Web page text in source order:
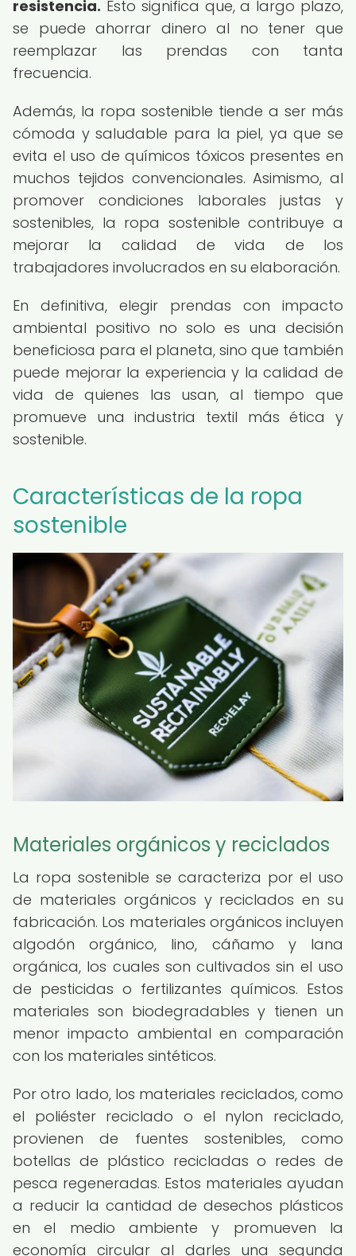
resistencia. Esto significa que, a largo plazo,
se puede ahorrar dinero al no tener que
reemplazar las prendas con tanta
frecuencia.
Además, la ropa sostenible tiende a ser más
cómoda y saludable para la piel, ya que se
evita el uso de químicos tóxicos presentes en
muchos tejidos convencionales. Asimismo, al
promover condiciones laborales justas y
sostenibles, la ropa sostenible contribuye a
mejorar la calidad de vida de los
trabajadores involucrados en su elaboración.
En definitiva, elegir prendas con impacto
ambiental positivo no solo es una decisión
beneficiosa para el planeta, sino que también
puede mejorar la experiencia y la calidad de
vida de quienes las usan, al tiempo que
promueve una industria textil más ética y
sostenible.
Características de la ropa
sostenible
Materiales orgánicos y reciclados
La ropa sostenible se caracteriza por el uso
de materiales orgánicos y reciclados en su
fabricación. Los materiales orgánicos incluyen
algodón orgánico, lino, cáñamo y lana
orgánica, los cuales son cultivados sin el uso
de pesticidas o fertilizantes químicos. Estos
materiales son biodegradables y tienen un
menor impacto ambiental en comparación
con los materiales sintéticos.
Por otro lado, los materiales reciclados, como
el poliéster reciclado o el nylon reciclado,
provienen de fuentes sostenibles, como
botellas de plástico recicladas o redes de
pesca regeneradas. Estos materiales ayudan
a reducir la cantidad de desechos plásticos
en el medio ambiente y promueven la
economía circular al darles una segunda